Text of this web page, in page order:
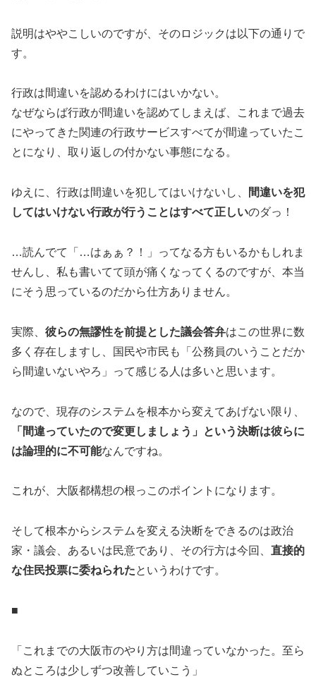
説明はややこしいのですが、そのロジックは以下の通りで
す。
行政は間違いを認めるわけにはいかない。
なぜならば行政が間違いを認めてしまえば、これまで過去
にやってきた関連の行政サービスすべてが間違っていたこ
とになり、取り返しの付かない事態になる。
ゆえに、行政は間違いを犯してはいけないし、
間違いを犯
してはいけない行政が行うことはすべて正しいのダっ！
…読んでて「…はぁぁ？！」ってなる方もいるかもしれま
せんし、私も書いてて頭が痛くなってくるのですが、本当
にそう思っているのだから仕方ありません。
実際、 彼らの無謬性を前提とした議会答弁はこの世界に数
多く存在しますし、国民や市民も「公務員のいうことだか
ら間違いないやろ」って感じる人は多いと思います。
なので、現存のシステムを根本から変えてあげない限り、
「間違っていたので変更しましょう」という決断は彼らに
は論理的に不可能なんですね。
これが、大阪都構想の根っこのポイントになります。
そして根本からシステムを変える決断をできるのは政治
家・議会、あるいは民意であり、その行方は今回、 直接的
な住民投票に委ねられたというわけです。
■
「これまでの大阪市のやり方は間違っていなかった。至ら
ぬところは少しずつ改善していこう」